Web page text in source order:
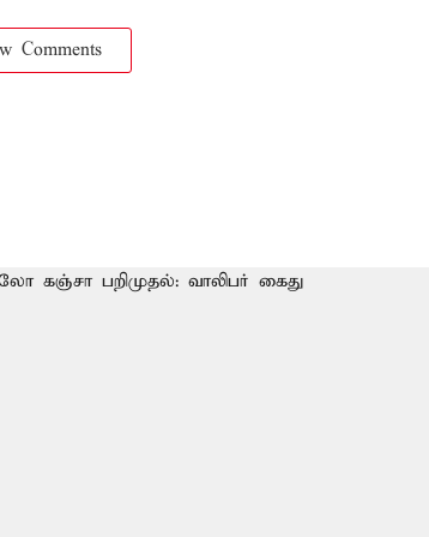
Comments